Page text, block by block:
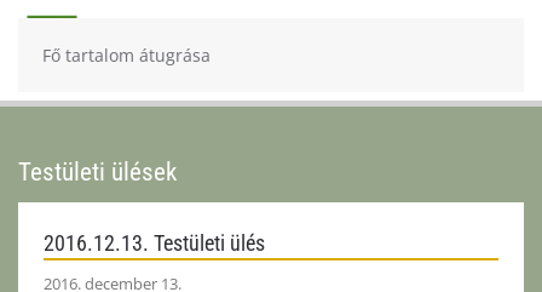
Fő tartalom átugrása
Testületi ülések
2016.12.13. Testületi ülés
2016. december 13.